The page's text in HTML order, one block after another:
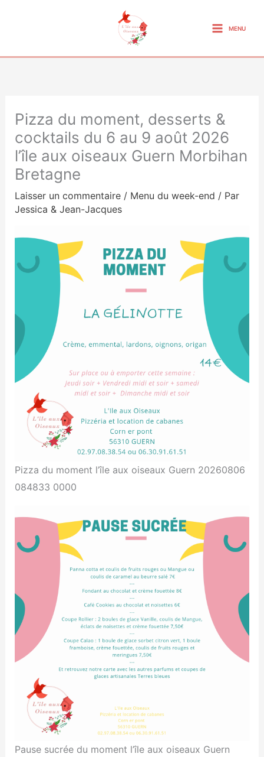
MENU
Pizza du moment, desserts &
cocktails du 6 au 9 août 2026
l’île aux oiseaux Guern Morbihan
Bretagne
Laisser un commentaire / Menu du week-end / Par
Jessica & Jean-Jacques
Pizza du moment l’île aux oiseaux Guern 20260806
084833 0000
Pause sucrée du moment l’île aux oiseaux Guern